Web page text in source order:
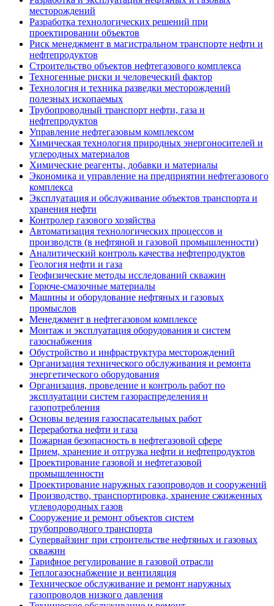
месторождений
Разработка технологических решений при
проектировании объектов
Риск менеджмент в магистральном транспорте нефти и
нефтепродуктов
Строительство объектов нефтегазового комплекса
Техногенные риски и человеческий фактор
Технология и техника разведки месторождений
полезных ископаемых
Трубопроводный транспорт нефти, газа и
нефтепродуктов
Управление нефтегазовым комплексом
Химическая технология природных энергоносителей и
углеродных материалов
Химические реагенты, добавки и материалы
Экономика и управление на предприятии нефтегазового
комплекса
Эксплуатация и обслуживание объектов транспорта и
хранения нефти
Контролер газового хозяйства
Автоматизация технологических процессов и
производств (в нефтяной и газовой промышленности)
Аналитический контроль качества нефтепродуктов
Геология нефти и газа
Геофизические методы исследований скважин
Горюче-смазочные материалы
Машины и оборудование нефтяных и газовых
промыслов
Менеджмент в нефтегазовом комплексе
Монтаж и эксплуатация оборудования и систем
газоснабжения
Обустройство и инфраструктура месторождений
Организация технического обслуживания и ремонта
энергетического оборудования
Организация, проведение и контроль работ по
эксплуатации систем газораспределения и
газопотребления
Основы ведения газоспасательных работ
Переработка нефти и газа
Пожарная безопасность в нефтегазовой сфере
Прием, хранение и отгрузка нефти и нефтепродуктов
Проектирование газовой и нефтегазовой
промышленности
Проектирование наружных газопроводов и сооружений
Производство, транспортировка, хранение сжиженных
углеводородных газов
Сооружение и ремонт объектов систем
трубопроводного транспорта
Супервайзинг при строительстве нефтяных и газовых
скважин
Тарифное регулирование в газовой отрасли
Теплогазоснабжение и вентиляция
Техническое обслуживание и ремонт наружных
газопроводов низкого давления